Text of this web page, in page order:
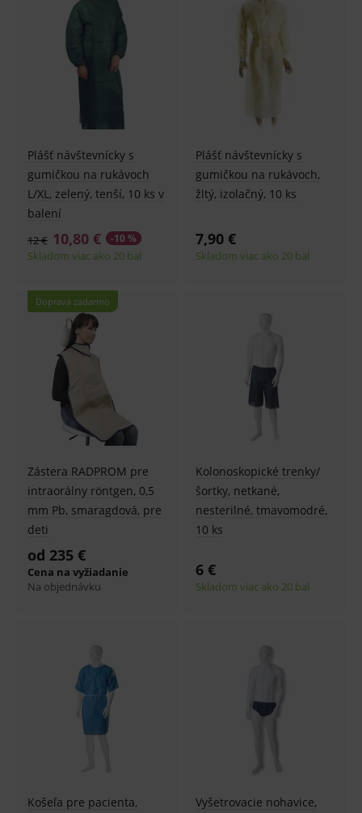
Plášť návštevnícky s
gumičkou na rukávoch
L/XL, zelený, tenší, 10 ks v
balení
10,80 €
12 € -10 %
Skladom viac ako 20 bal
Plášť návštevnícky s
gumičkou na rukávoch,
žltý, izolačný, 10 ks
7,90 €
Skladom viac ako 20 bal
Doprava zadarmo
Zástera RADPROM pre
intraorálny röntgen, 0,5
mm Pb, smaragdová, pre
deti
od 235 €
Cena na vyžiadanie
Na objednávku
Kolonoskopické trenky/
šortky, netkané,
nesterilné, tmavomodré,
10 ks
6 €
Skladom viac ako 20 bal
Košeľa pre pacienta,
Vyšetrovacie nohavice,